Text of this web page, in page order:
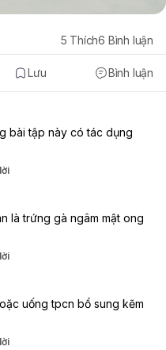
Lưu Bình luận
5 Thích6 Bình luận
bài tập này có tác dụng
là trứng gà ngâm mật ong
uống tpcn bổ sung kẽm